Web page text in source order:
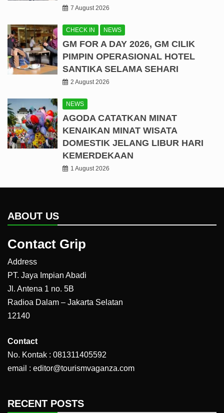
7 August 2026
CHECK IN NEWS
GM FOR A DAY 2026, GM CILIK
PIMPIN OPERASIONAL HOTEL
SANTIKA SELAMA SEHARI
2 August 2026
NEWS
AGODA CATATKAN MINAT
KENAIKAN MINAT WISATA
DOMESTIK JELANG LIBUR HARI
KEMERDEKAAN
1 August 2026
ABOUT US
Contact Grip
Address
PT. Jaya Impian Abadi
Jl. Antena 1 no. 5B
Radioa Dalam – Jakarta Selatan
12140
Contact
No. Kontak : 081311405592
email : editor@tourismvaganza.com
RECENT POSTS